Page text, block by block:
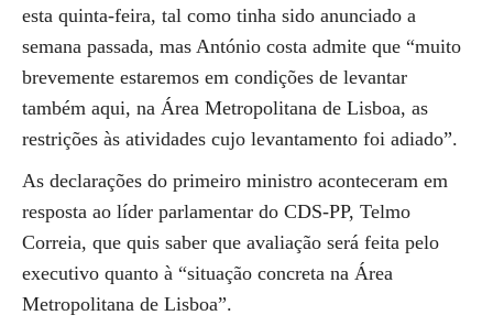
esta quinta-feira, tal como tinha sido anunciado a
semana passada, mas António costa admite que “muito
brevemente estaremos em condições de levantar
também aqui, na Área Metropolitana de Lisboa, as
restrições às atividades cujo levantamento foi adiado”.
As declarações do primeiro ministro aconteceram em
resposta ao líder parlamentar do CDS-PP, Telmo
Correia, que quis saber que avaliação será feita pelo
executivo quanto à “situação concreta na Área
Metropolitana de Lisboa”.